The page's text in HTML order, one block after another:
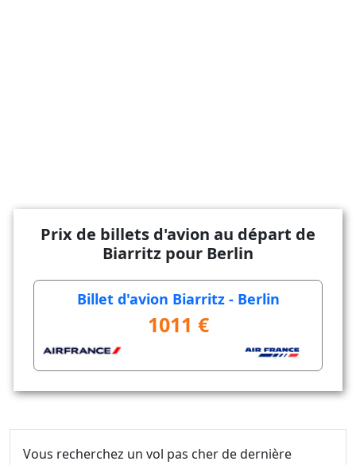
Prix de billets d'avion au départ de
Biarritz pour Berlin
Billet d'avion Biarritz - Berlin
1011 €
Vous recherchez un vol pas cher de dernière